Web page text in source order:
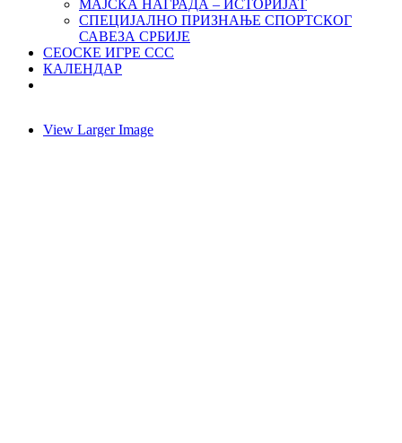
МАЈСКА НАГРАДА – ИСТОРИЈАТ
СПЕЦИЈАЛНО ПРИЗНАЊЕ СПОРТСКОГ
САВЕЗА СРБИЈЕ
СЕОСКЕ ИГРЕ ССС
КАЛЕНДАР
View Larger Image